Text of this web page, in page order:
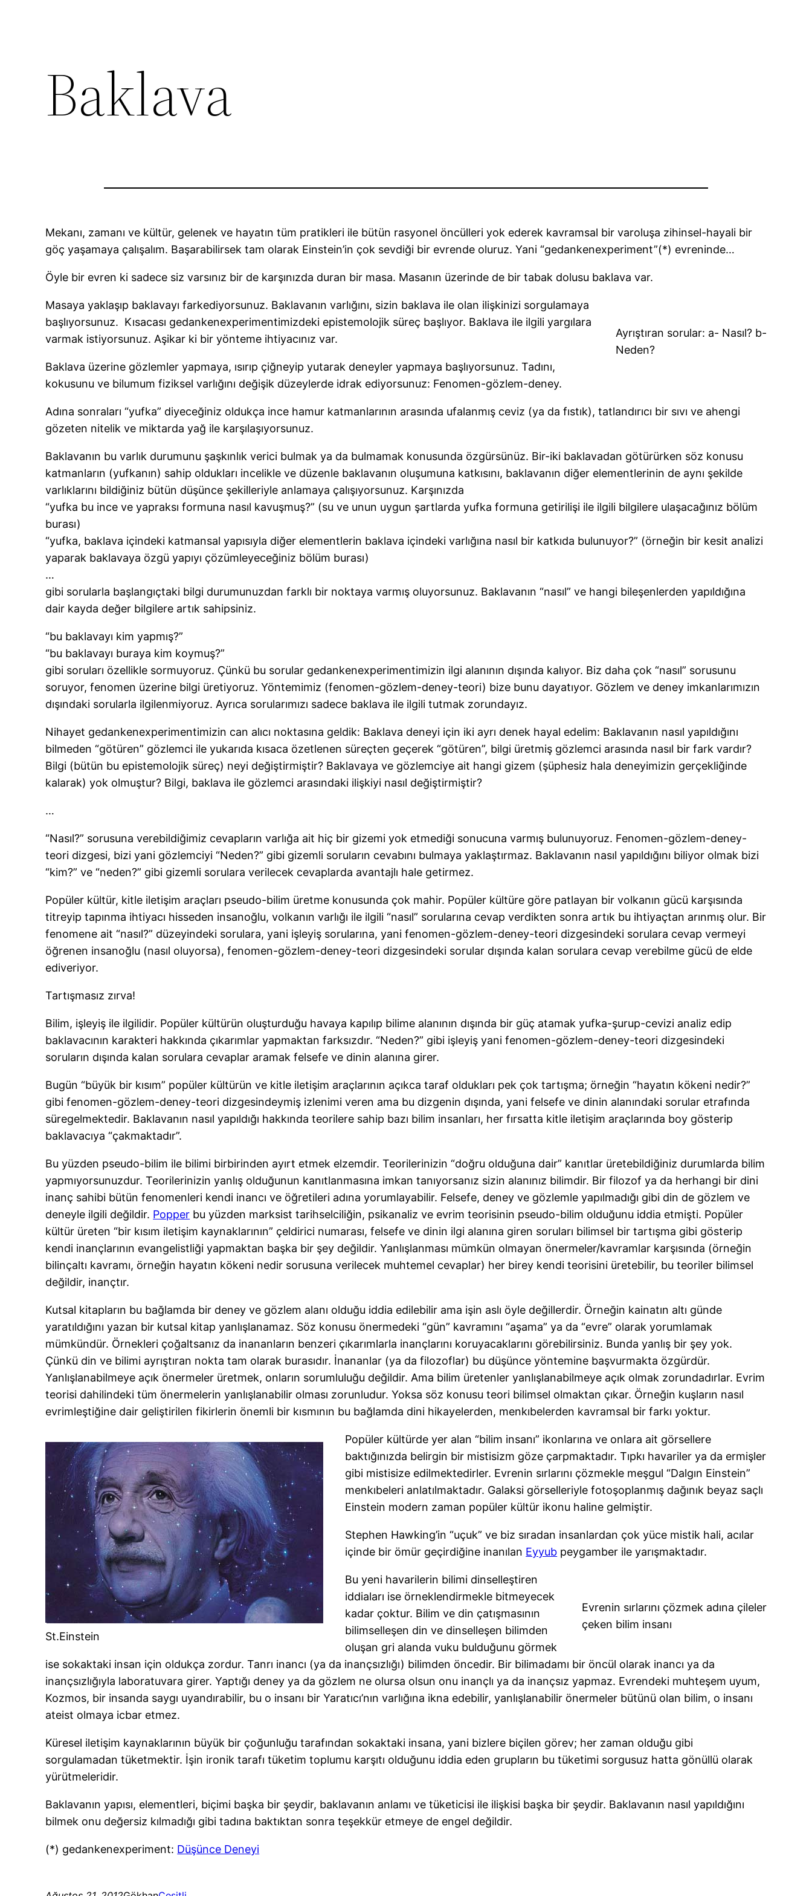
Baklava
Mekanı, zamanı ve kültür, gelenek ve hayatın tüm pratikleri ile bütün rasyonel öncülleri yok ederek kavramsal bir varoluşa zihinsel-hayali bir
göç yaşamaya çalışalım. Başarabilirsek tam olarak Einstein’in çok sevdiği bir evrende oluruz. Yani “gedankenexperiment”(*) evreninde…
Öyle bir evren ki sadece siz varsınız bir de karşınızda duran bir masa. Masanın üzerinde de bir tabak dolusu baklava var.
Ayrıştıran sorular: a- Nasıl? b-
Neden?
Masaya yaklaşıp baklavayı farkediyorsunuz. Baklavanın varlığını, sizin baklava ile olan ilişkinizi sorgulamaya
başlıyorsunuz. Kısacası gedankenexperimentimizdeki epistemolojik süreç başlıyor. Baklava ile ilgili yargılara
varmak istiyorsunuz. Aşikar ki bir yönteme ihtiyacınız var.
Baklava üzerine gözlemler yapmaya, ısırıp çiğneyip yutarak deneyler yapmaya başlıyorsunuz. Tadını,
kokusunu ve bilumum fiziksel varlığını değişik düzeylerde idrak ediyorsunuz: Fenomen-gözlem-deney.
Adına sonraları “yufka” diyeceğiniz oldukça ince hamur katmanlarının arasında ufalanmış ceviz (ya da fıstık), tatlandırıcı bir sıvı ve ahengi
gözeten nitelik ve miktarda yağ ile karşılaşıyorsunuz.
Baklavanın bu varlık durumunu şaşkınlık verici bulmak ya da bulmamak konusunda özgürsünüz. Bir-iki baklavadan götürürken söz konusu
katmanların (yufkanın) sahip oldukları incelikle ve düzenle baklavanın oluşumuna katkısını, baklavanın diğer elementlerinin de aynı şekilde
varlıklarını bildiğiniz bütün düşünce şekilleriyle anlamaya çalışıyorsunuz. Karşınızda
“yufka bu ince ve yapraksı formuna nasıl kavuşmuş?” (su ve unun uygun şartlarda yufka formuna getirilişi ile ilgili bilgilere ulaşacağınız bölüm
burası)
“yufka, baklava içindeki katmansal yapısıyla diğer elementlerin baklava içindeki varlığına nasıl bir katkıda bulunuyor?” (örneğin bir kesit analizi
yaparak baklavaya özgü yapıyı çözümleyeceğiniz bölüm burası)
…
gibi sorularla başlangıçtaki bilgi durumunuzdan farklı bir noktaya varmış oluyorsunuz. Baklavanın “nasıl” ve hangi bileşenlerden yapıldığına
dair kayda değer bilgilere artık sahipsiniz.
“bu baklavayı kim yapmış?”
“bu baklavayı buraya kim koymuş?”
gibi soruları özellikle sormuyoruz. Çünkü bu sorular gedankenexperimentimizin ilgi alanının dışında kalıyor. Biz daha çok “nasıl” sorusunu
soruyor, fenomen üzerine bilgi üretiyoruz. Yöntemimiz (fenomen-gözlem-deney-teori) bize bunu dayatıyor. Gözlem ve deney imkanlarımızın
dışındaki sorularla ilgilenmiyoruz. Ayrıca sorularımızı sadece baklava ile ilgili tutmak zorundayız.
Nihayet gedankenexperimentimizin can alıcı noktasına geldik: Baklava deneyi için iki ayrı denek hayal edelim: Baklavanın nasıl yapıldığını
bilmeden “götüren” gözlemci ile yukarıda kısaca özetlenen süreçten geçerek “götüren”, bilgi üretmiş gözlemci arasında nasıl bir fark vardır?
Bilgi (bütün bu epistemolojik süreç) neyi değiştirmiştir? Baklavaya ve gözlemciye ait hangi gizem (şüphesiz hala deneyimizin gerçekliğinde
kalarak) yok olmuştur? Bilgi, baklava ile gözlemci arasındaki ilişkiyi nasıl değiştirmiştir?
…
“Nasıl?” sorusuna verebildiğimiz cevapların varlığa ait hiç bir gizemi yok etmediği sonucuna varmış bulunuyoruz. Fenomen-gözlem-deney-
teori dizgesi, bizi yani gözlemciyi “Neden?” gibi gizemli soruların cevabını bulmaya yaklaştırmaz. Baklavanın nasıl yapıldığını biliyor olmak bizi
“kim?” ve “neden?” gibi gizemli sorulara verilecek cevaplarda avantajlı hale getirmez.
Popüler kültür, kitle iletişim araçları pseudo-bilim üretme konusunda çok mahir. Popüler kültüre göre patlayan bir volkanın gücü karşısında
titreyip tapınma ihtiyacı hisseden insanoğlu, volkanın varlığı ile ilgili “nasıl” sorularına cevap verdikten sonra artık bu ihtiyaçtan arınmış olur. Bir
fenomene ait “nasıl?” düzeyindeki sorulara, yani işleyiş sorularına, yani fenomen-gözlem-deney-teori dizgesindeki sorulara cevap vermeyi
öğrenen insanoğlu (nasıl oluyorsa), fenomen-gözlem-deney-teori dizgesindeki sorular dışında kalan sorulara cevap verebilme gücü de elde
ediveriyor.
Tartışmasız zırva!
Bilim, işleyiş ile ilgilidir. Popüler kültürün oluşturduğu havaya kapılıp bilime alanının dışında bir güç atamak yufka-şurup-cevizi analiz edip
baklavacının karakteri hakkında çıkarımlar yapmaktan farksızdır. “Neden?” gibi işleyiş yani fenomen-gözlem-deney-teori dizgesindeki
soruların dışında kalan sorulara cevaplar aramak felsefe ve dinin alanına girer.
Bugün “büyük bir kısım” popüler kültürün ve kitle iletişim araçlarının açıkca taraf oldukları pek çok tartışma; örneğin “hayatın kökeni nedir?”
gibi fenomen-gözlem-deney-teori dizgesindeymiş izlenimi veren ama bu dizgenin dışında, yani felsefe ve dinin alanındaki sorular etrafında
süregelmektedir. Baklavanın nasıl yapıldığı hakkında teorilere sahip bazı bilim insanları, her fırsatta kitle iletişim araçlarında boy gösterip
baklavacıya “çakmaktadır”.
Bu yüzden pseudo-bilim ile bilimi birbirinden ayırt etmek elzemdir. Teorilerinizin “doğru olduğuna dair” kanıtlar üretebildiğiniz durumlarda bilim
yapmıyorsunuzdur. Teorilerinizin yanlış olduğunun kanıtlanmasına imkan tanıyorsanız sizin alanınız bilimdir. Bir filozof ya da herhangi bir dini
inanç sahibi bütün fenomenleri kendi inancı ve öğretileri adına yorumlayabilir. Felsefe, deney ve gözlemle yapılmadığı gibi din de gözlem ve
deneyle ilgili değildir. Popper bu yüzden marksist tarihselciliğin, psikanaliz ve evrim teorisinin pseudo-bilim olduğunu iddia etmişti. Popüler
kültür üreten “bir kısım iletişim kaynaklarının” çeldirici numarası, felsefe ve dinin ilgi alanına giren soruları bilimsel bir tartışma gibi gösterip
kendi inançlarının evangelistliği yapmaktan başka bir şey değildir. Yanlışlanması mümkün olmayan önermeler/kavramlar karşısında (örneğin
bilinçaltı kavramı, örneğin hayatın kökeni nedir sorusuna verilecek muhtemel cevaplar) her birey kendi teorisini üretebilir, bu teoriler bilimsel
değildir, inançtır.
Kutsal kitapların bu bağlamda bir deney ve gözlem alanı olduğu iddia edilebilir ama işin aslı öyle değillerdir. Örneğin kainatın altı günde
yaratıldığını yazan bir kutsal kitap yanlışlanamaz. Söz konusu önermedeki “gün” kavramını “aşama” ya da “evre” olarak yorumlamak
mümkündür. Örnekleri çoğaltsanız da inananların benzeri çıkarımlarla inançlarını koruyacaklarını görebilirsiniz. Bunda yanlış bir şey yok.
Çünkü din ve bilimi ayrıştıran nokta tam olarak burasıdır. İnananlar (ya da filozoflar) bu düşünce yöntemine başvurmakta özgürdür.
Yanlışlanabilmeye açık önermeler üretmek, onların sorumluluğu değildir. Ama bilim üretenler yanlışlanabilmeye açık olmak zorundadırlar. Evrim
teorisi dahilindeki tüm önermelerin yanlışlanabilir olması zorunludur. Yoksa söz konusu teori bilimsel olmaktan çıkar. Örneğin kuşların nasıl
evrimleştiğine dair geliştirilen fikirlerin önemli bir kısmının bu bağlamda dini hikayelerden, menkıbelerden kavramsal bir farkı yoktur.
St.Einstein
Popüler kültürde yer alan “bilim insanı” ikonlarına ve onlara ait görsellere
baktığınızda belirgin bir mistisizm göze çarpmaktadır. Tıpkı havariler ya da ermişler
gibi mistisize edilmektedirler. Evrenin sırlarını çözmekle meşgul “Dalgın Einstein”
menkıbeleri anlatılmaktadır. Galaksi görselleriyle fotoşoplanmış dağınık beyaz saçlı
Einstein modern zaman popüler kültür ikonu haline gelmiştir.
Stephen Hawking’in “uçuk” ve biz sıradan insanlardan çok yüce mistik hali, acılar
içinde bir ömür geçirdiğine inanılan Eyyub peygamber ile yarışmaktadır.
Evrenin sırlarını çözmek adına çileler
çeken bilim insanı
Bu yeni havarilerin bilimi dinselleştiren
iddiaları ise örneklendirmekle bitmeyecek
kadar çoktur. Bilim ve din çatışmasının
bilimselleşen din ve dinselleşen bilimden
oluşan gri alanda vuku bulduğunu görmek
ise sokaktaki insan için oldukça zordur. Tanrı inancı (ya da inançsızlığı) bilimden öncedir. Bir bilimadamı bir öncül olarak inancı ya da
inançsızlığıyla laboratuvara girer. Yaptığı deney ya da gözlem ne olursa olsun onu inançlı ya da inançsız yapmaz. Evrendeki muhteşem uyum,
Kozmos, bir insanda saygı uyandırabilir, bu o insanı bir Yaratıcı’nın varlığına ikna edebilir, yanlışlanabilir önermeler bütünü olan bilim, o insanı
ateist olmaya icbar etmez.
Küresel iletişim kaynaklarının büyük bir çoğunluğu tarafından sokaktaki insana, yani bizlere biçilen görev; her zaman olduğu gibi
sorgulamadan tüketmektir. İşin ironik tarafı tüketim toplumu karşıtı olduğunu iddia eden grupların bu tüketimi sorgusuz hatta gönüllü olarak
yürütmeleridir.
Baklavanın yapısı, elementleri, biçimi başka bir şeydir, baklavanın anlamı ve tüketicisi ile ilişkisi başka bir şeydir. Baklavanın nasıl yapıldığını
bilmek onu değersiz kılmadığı gibi tadına baktıktan sonra teşekkür etmeye de engel değildir.
(*) gedankenexperiment: Düşünce Deneyi